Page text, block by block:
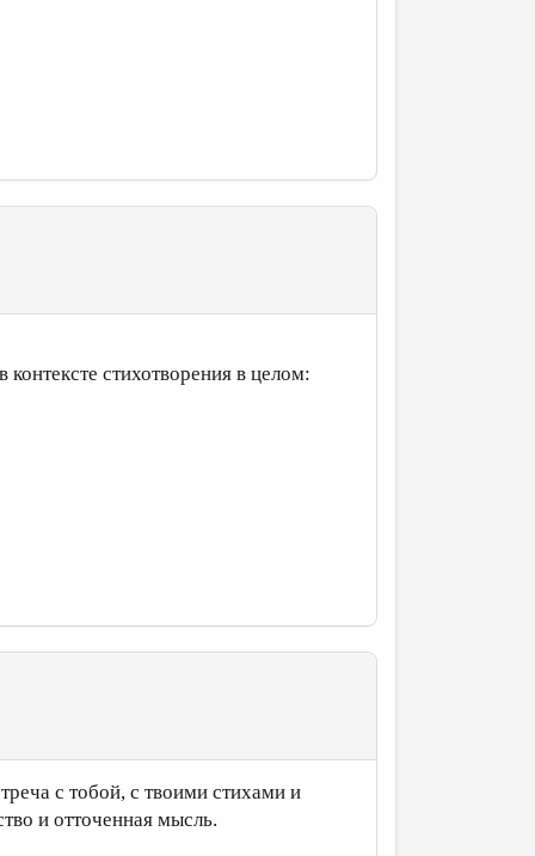
стихотворения в целом:
с тобой, с твоими стихами и
и отточенная мысль.